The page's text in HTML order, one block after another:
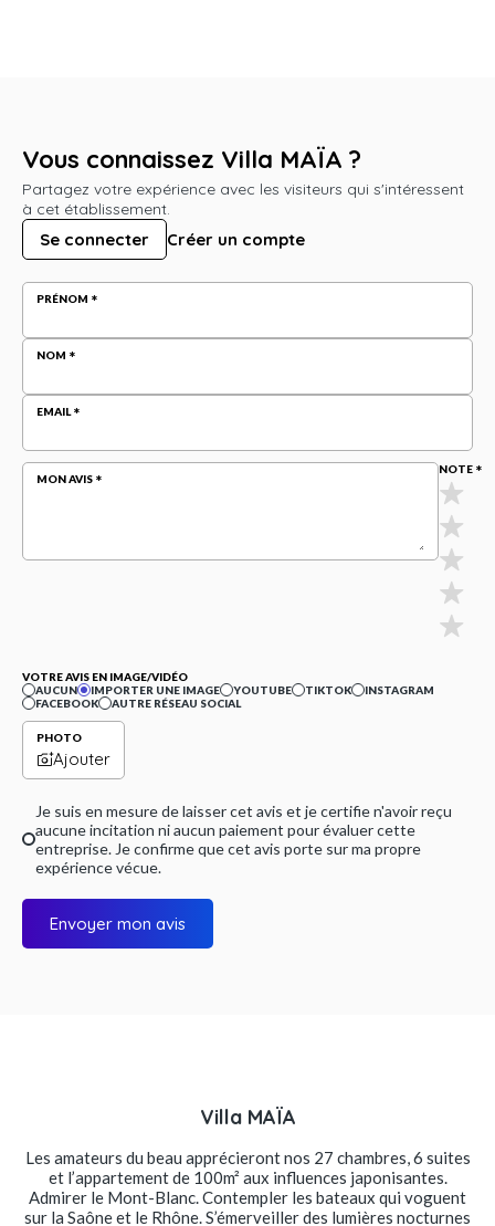
Vous connaissez Villa MAÏA ?
Partagez votre expérience avec les visiteurs qui s'intéressent
à cet établissement.
Se connecter Créer un compte
PRÉNOM
NOM
EMAIL
MON AVIS
NOTE
VOTRE AVIS EN IMAGE/VIDÉO
AUCUN
IMPORTER UNE IMAGE YOUTUBE TIKTOK
INSTAGRAM
FACEBOOK
AUTRE RÉSEAU SOCIAL
PHOTO
Ajouter
Je suis en mesure de laisser cet avis et je certifie n'avoir reçu
aucune incitation ni aucun paiement pour évaluer cette
entreprise. Je confirme que cet avis porte sur ma propre
expérience vécue.
Envoyer mon avis
Villa MAÏA
Les amateurs du beau apprécieront nos 27 chambres, 6 suites
et l’appartement de 100m² aux influences japonisantes.
Admirer le Mont-Blanc. Contempler les bateaux qui voguent
sur la Saône et le Rhône. S’émerveiller des lumières nocturnes